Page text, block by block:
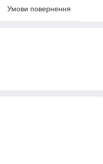
Умови повернення